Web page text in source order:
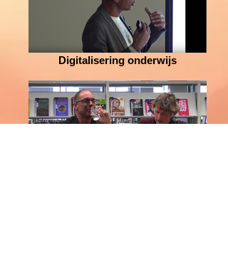
Digitalisering onderwijs